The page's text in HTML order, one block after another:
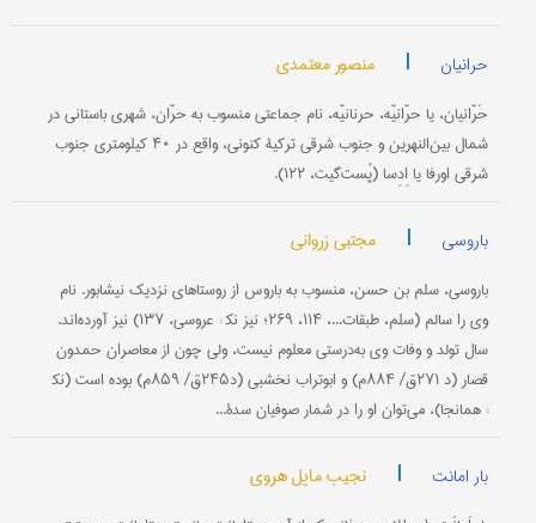
حرانیان | منصور معتمدی
حَرّانیان، یا حرّانیّه، حرنانیّه، نام جماعتی منسوب به حرّان، شهری باستانی در
شمال بین‌النهرین و جنوب شرقی ترکیۀ کنونی، واقع در ۴۰ کیلومتری جنوب
شرقی اورفا یا اِدِسا (پُست‌گیت، ۱۲۲).
باروسی | مجتبی زروانی
باروسی، سلم بن حسن، منسوب به باروس از روستاهای نزدیک نیشابور. نام
وی را سالم (سلم، طبقات...، ۱۱۴، ۲۶۹؛ نیز ﻧﻜ : عروسی، ۱۳۷) نیز آورده‌اند.
سال تولد و وفات وی به‌درستی معلوم نیست، ولی چون از معاصران حمدون
قصار (د ۲۷۱ق/ ۸۸۴م) و ابوتراب نخشبی (د۲۴۵ق/ ۸۵۹م) بوده است (ﻧﻜ
: همانجا)، می‌توان او را در شمار صوفیان سدۀ...
بار امانت | نجیب مایل هروی